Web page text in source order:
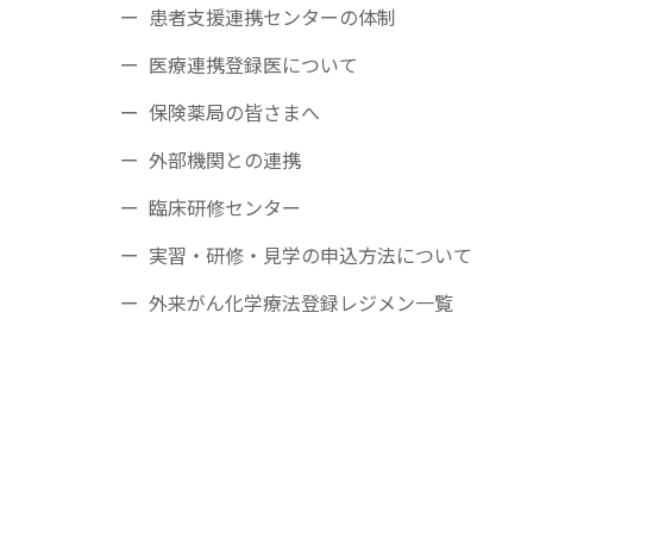
患者支援連携センターの体制
医療連携登録医について
保険薬局の皆さまへ
外部機関との連携
臨床研修センター
実習・研修・見学の申込方法について
外来がん化学療法登録レジメン一覧